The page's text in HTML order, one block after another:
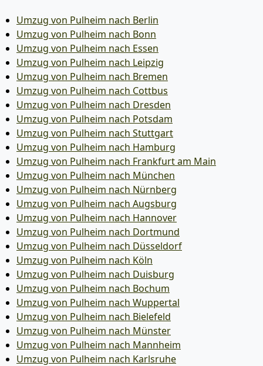
Umzug von Pulheim nach Berlin
Umzug von Pulheim nach Bonn
Umzug von Pulheim nach Essen
Umzug von Pulheim nach Leipzig
Umzug von Pulheim nach Bremen
Umzug von Pulheim nach Cottbus
Umzug von Pulheim nach Dresden
Umzug von Pulheim nach Potsdam
Umzug von Pulheim nach Stuttgart
Umzug von Pulheim nach Hamburg
Umzug von Pulheim nach Frankfurt am Main
Umzug von Pulheim nach München
Umzug von Pulheim nach Nürnberg
Umzug von Pulheim nach Augsburg
Umzug von Pulheim nach Hannover
Umzug von Pulheim nach Dortmund
Umzug von Pulheim nach Düsseldorf
Umzug von Pulheim nach Köln
Umzug von Pulheim nach Duisburg
Umzug von Pulheim nach Bochum
Umzug von Pulheim nach Wuppertal
Umzug von Pulheim nach Bielefeld
Umzug von Pulheim nach Münster
Umzug von Pulheim nach Mannheim
Umzug von Pulheim nach Karlsruhe